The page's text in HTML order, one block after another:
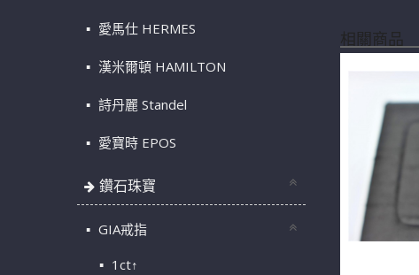
愛馬仕 HERMES
漢米爾頓 HAMILTON
詩丹麗 Standel
愛寶時 EPOS
鑽石珠寶
GIA戒指
1ct↑
相關商品